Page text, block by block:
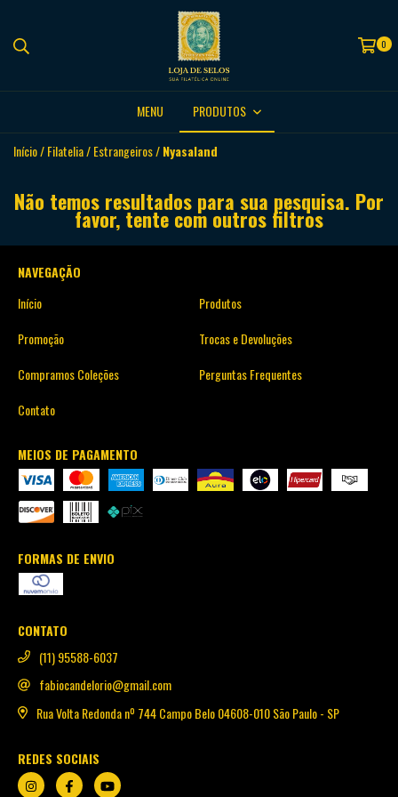
0
MENU PRODUTOS
Início/Filatelia/Estrangeiros/Nyasaland
Não temos resultados para sua pesquisa. Por
favor, tente com outros filtros
NAVEGAÇÃO
Início
Produtos
Promoção
Trocas e Devoluções
Compramos Coleções
Perguntas Frequentes
Contato
MEIOS DE PAGAMENTO
FORMAS DE ENVIO
CONTATO
(11) 95588-6037
fabiocandelorio@gmail.com
Rua Volta Redonda nº 744 Campo Belo 04608-010 São Paulo - SP
REDES SOCIAIS